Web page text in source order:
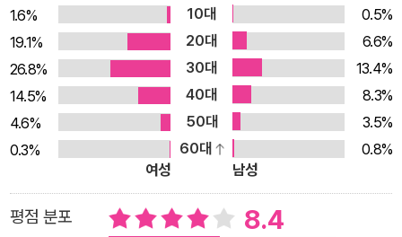
1.6% 10대
0.5%
19.1%
20대
6.6%
26.8%
30대
13.4%
14.5%
40대
8.3%
4.6%
50대
3.5%
0.3%
60대
0.8%
여성
남성
평점 분포 8.4